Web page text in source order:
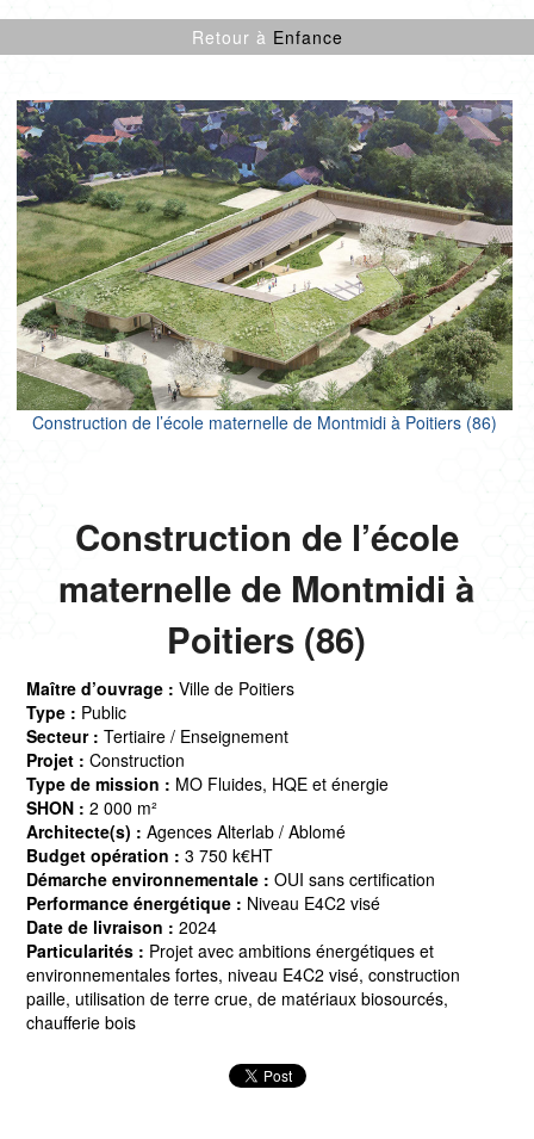
CULTURE SPORT
ENFANCE
ENR
NEUF
PROJETS CERTIFIÉS
RÉNOVATION
SANTÉ
TERTIAIRE
Retour à Enfance
Construction de l’école maternelle de Montmidi à Poitiers (86)
Construction de l’école
maternelle de Montmidi à
Poitiers (86)
Maître d’ouvrage : Ville de Poitiers
Type : Public
Secteur : Tertiaire / Enseignement
Projet : Construction
Type de mission : MO Fluides, HQE et énergie
SHON : 2 000 m²
Architecte(s) : Agences Alterlab / Ablomé
Budget opération : 3 750 k€HT
Démarche environnementale : OUI sans certification
Performance énergétique : Niveau E4C2 visé
Date de livraison : 2024
Particularités : Projet avec ambitions énergétiques et
environnementales fortes, niveau E4C2 visé, construction
paille, utilisation de terre crue, de matériaux biosourcés,
chaufferie bois